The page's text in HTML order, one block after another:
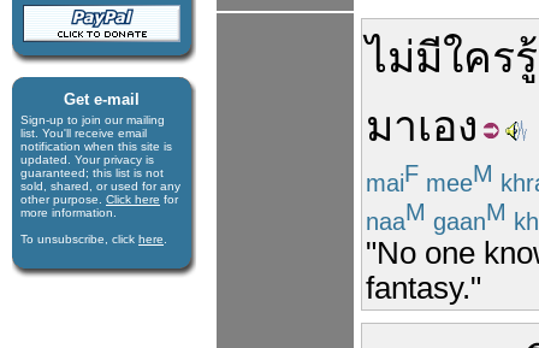
Get e-mail
Sign-up to join our mail­ing
list. You'll receive e­mail
notification when this site is
updated. Your privacy is
guaran­teed; this list is not
sold, shared, or used for any
other purpose. Click here for
more infor­mation.
To unsubscribe, click here
ไม่มีใคร
มาเอง
maiF meeM
naaM gaanM
"No one
fantasy."